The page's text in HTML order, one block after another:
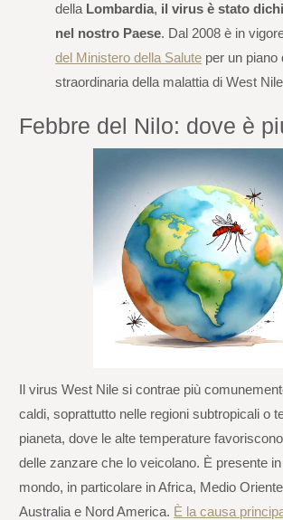
della Lombardia, il virus è stato
nel nostro Paese. Dal 2008 è in
del Ministero della Salute per un piano
straordinaria della malattia di West
Febbre del Nilo: dove è
Il virus West Nile si contrae più
caldi, soprattutto nelle regioni subtropicali o
pianeta, dove le alte temperature
delle zanzare che lo veicolano. È presente
mondo, in particolare in Africa, Medio
Australia e Nord America. È la causa